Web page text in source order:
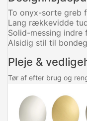
To onyx-sorte greb
Lang rækkevidde
Solid-messing
Alsidig stil til
Pleje &
Tør af efter brug og